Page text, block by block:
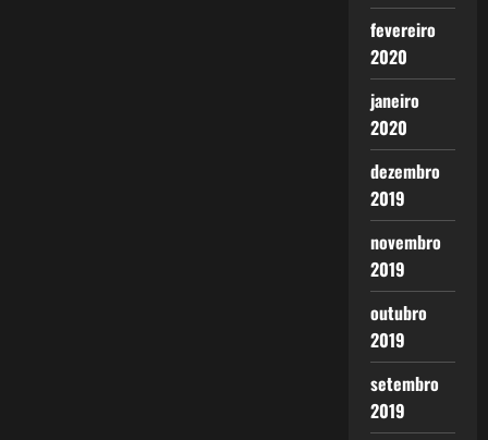
fevereiro
2020
janeiro
2020
dezembro
2019
novembro
2019
outubro
2019
setembro
2019